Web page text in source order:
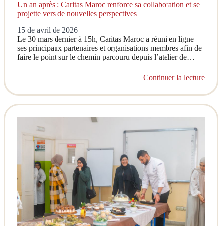
Un an après : Caritas Maroc renforce sa collaboration et se
projette vers de nouvelles perspectives
15 de avril de 2026
Le 30 mars dernier à 15h, Caritas Maroc a réuni en ligne
ses principaux partenaires et organisations membres afin de
faire le point sur le chemin parcouru depuis l’atelier de…
Continuer la lecture